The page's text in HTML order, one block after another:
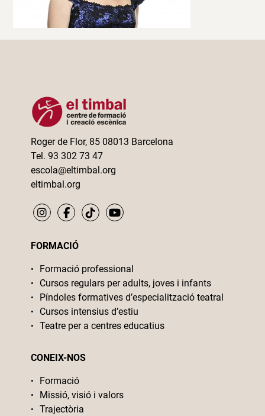
Roger de Flor, 85 08013 Barcelona
Tel. 93 302 73 47
escola@eltimbal.org
eltimbal.org
FORMACIÓ
Formació professional
Cursos regulars per adults, joves i infants
Píndoles formatives d’especialització teatral
Cursos intensius d’estiu
Teatre per a centres educatius
CONEIX-NOS
Formació
Missió, visió i valors
Trajectòria